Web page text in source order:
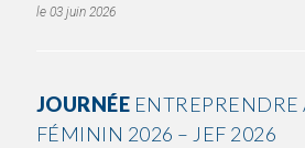
03 juin 2026
JOURNÉE ENTREPRENDRE
FÉMININ 2026 – JEF 2026